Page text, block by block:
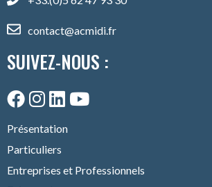
contact@acmidi.fr
SUIVEZ-NOUS :
Présentation
Particuliers
Entreprises et Professionnels